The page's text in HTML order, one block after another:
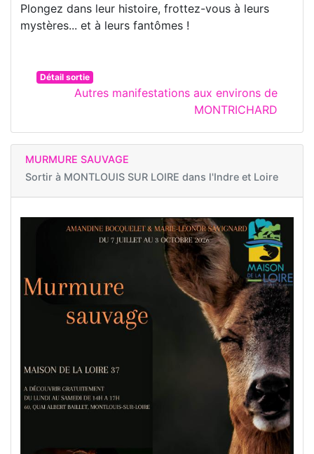
Plongez dans leur histoire, frottez-vous à leurs
mystères... et à leurs fantômes !
Détail sortie
Autres manifestations aux environs de
MONTRICHARD
MURMURE SAUVAGE
Sortir à MONTLOUIS SUR LOIRE dans l'Indre et Loire